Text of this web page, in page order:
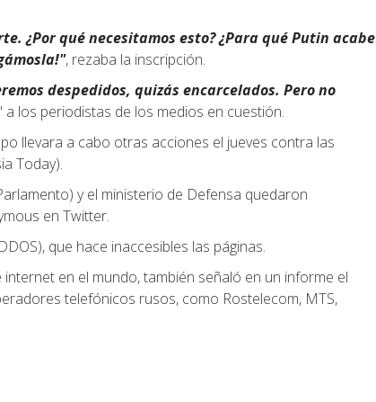
¿Por qué necesitamos esto? ¿Para qué Putin acabe
, rezaba la inscripción.
despedidos, quizás encarcelados. Pero no
los periodistas de los medios en cuestión.
llevara a cabo otras acciones el jueves contra las
Today).
y el ministerio de Defensa quedaron
en Twitter.
que hace inaccesibles las páginas.
en el mundo, también señaló en un informe el
telefónicos rusos, como Rostelecom, MTS,